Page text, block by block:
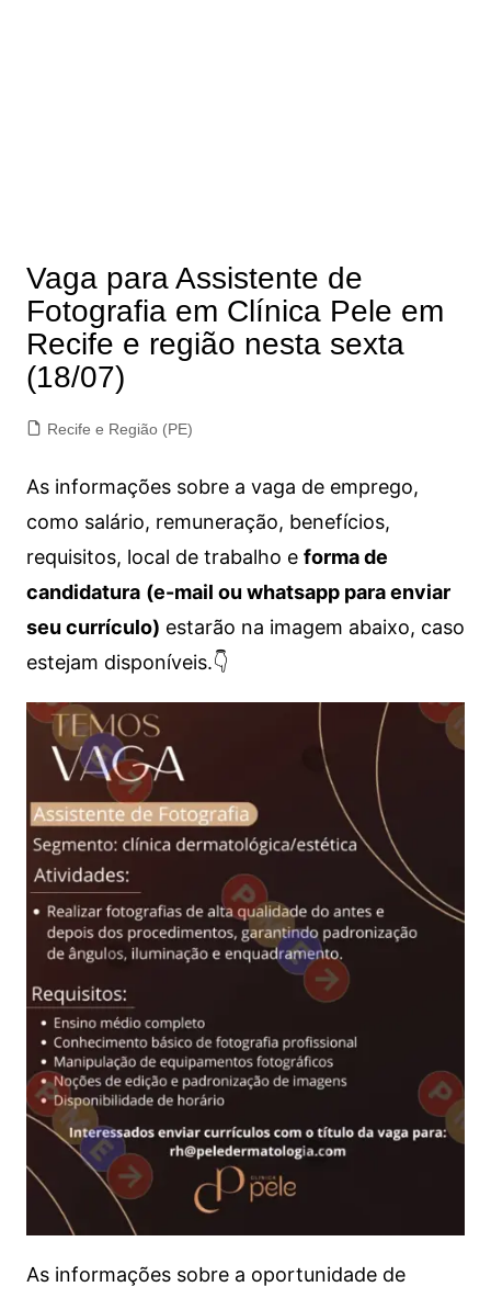
Vaga para Assistente de
Fotografia em Clínica Pele em
Recife e região nesta sexta
(18/07)
Recife e Região (PE)
As informações sobre a vaga de emprego,
como salário, remuneração, benefícios,
requisitos, local de trabalho e forma de
candidatura (e-mail ou whatsapp para enviar
seu currículo) estarão na imagem abaixo, caso
estejam disponíveis.👇
As informações sobre a oportunidade de